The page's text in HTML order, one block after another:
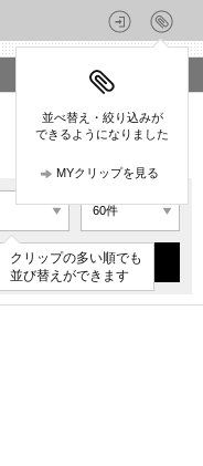
並べ替え・絞り込みが
できるようになりました
MYクリップを見る
クリップの多い順でも
並び替えができます